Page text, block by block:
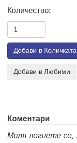
Количество:
Коментари
Моля логнете